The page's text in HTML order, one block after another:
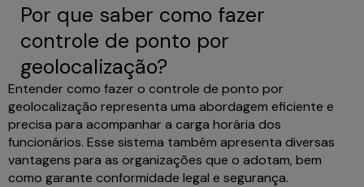
Por que saber como fazer
controle de ponto por
geolocalização?
Entender como fazer o controle de ponto por
geolocalização representa uma abordagem eficiente e
precisa para acompanhar a carga horária dos
funcionários. Esse sistema também apresenta diversas
vantagens para as organizações que o adotam, bem
como garante conformidade legal e segurança.